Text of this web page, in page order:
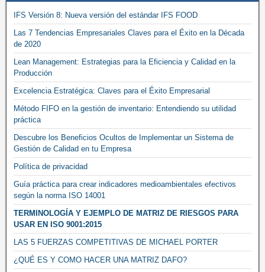
IFS Versión 8: Nueva versión del estándar IFS FOOD
Las 7 Tendencias Empresariales Claves para el Éxito en la Década
de 2020
Lean Management: Estrategias para la Eficiencia y Calidad en la
Producción
Excelencia Estratégica: Claves para el Éxito Empresarial
Método FIFO en la gestión de inventario: Entendiendo su utilidad
práctica
Descubre los Beneficios Ocultos de Implementar un Sistema de
Gestión de Calidad en tu Empresa
Política de privacidad
Guía práctica para crear indicadores medioambientales efectivos
según la norma ISO 14001
TERMINOLOGÍA Y EJEMPLO DE MATRIZ DE RIESGOS PARA
USAR EN ISO 9001:2015
LAS 5 FUERZAS COMPETITIVAS DE MICHAEL PORTER
¿QUÉ ES Y COMO HACER UNA MATRIZ DAFO?